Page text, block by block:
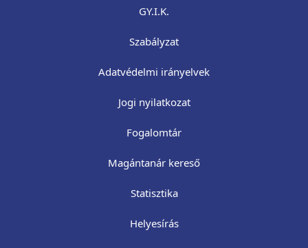
GY.I.K.
Szabályzat
Adatvédelmi irányelvek
Jogi nyilatkozat
Fogalomtár
Magántanár kereső
Statisztika
Helyesírás